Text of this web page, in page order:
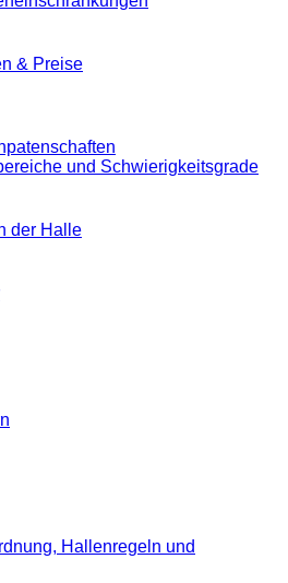
& Preise
und Schwierigkeitsgrade
der Halle
Hallenregeln und